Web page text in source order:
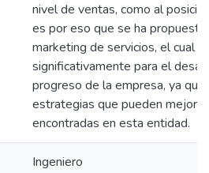
nivel de ventas, como al
es por eso que se ha
marketing de servicios, el cual
significativamente para el
progreso de la empresa, ya
estrategias que pueden
encontradas en esta entidad.
Ingeniero